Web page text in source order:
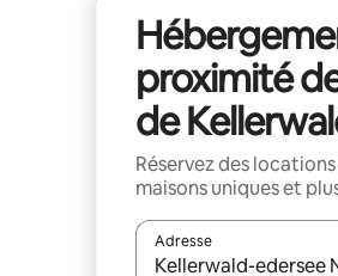
proximité
de
Réservez des
maisons uniques et
Adresse
Lorsque les résultats